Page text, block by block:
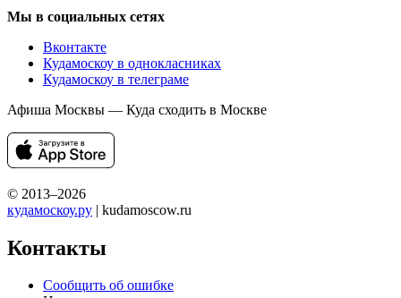
Мы в социальных сетях
Вконтакте
Кудамоскоу в однокласниках
Кудамоскоу в телеграме
Афиша Москвы — Куда сходить в Москве
© 2013–2026
кудамоскоу.ру | kudamoscow.ru
Контакты
Сообщить об ошибке